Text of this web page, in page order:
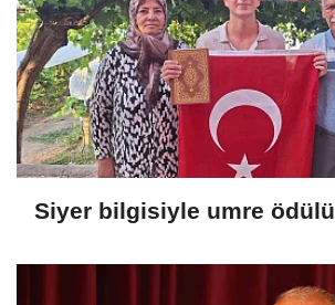
Siyer bilgisiyle umre ödülü